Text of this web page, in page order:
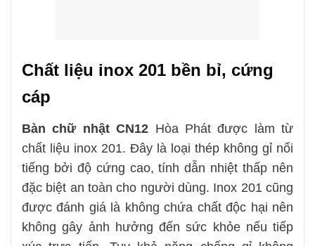
Chất liệu inox 201 bền bỉ, cứng
cáp
Bàn chữ nhật CN12 Hòa Phát được làm từ
chất liệu inox 201. Đây là loại thép không gỉ nổi
tiếng bởi độ cứng cao, tính dẫn nhiệt thấp nên
đặc biệt an toàn cho người dùng. Inox 201 cũng
được đánh giá là không chứa chất độc hại nên
không gây ảnh hưởng đến sức khỏe nếu tiếp